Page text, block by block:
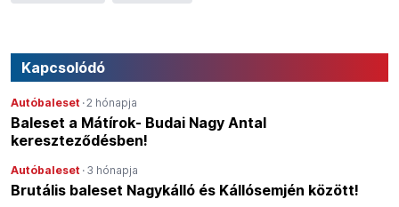
Kapcsolódó
Autóbaleset ·2 hónapja
Baleset a Mátírok- Budai Nagy Antal
kereszteződésben!
Autóbaleset · 3 hónapja
Brutális baleset Nagykálló és Kállósemjén között!